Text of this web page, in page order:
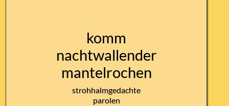
komm
nachtwallender
mantelrochen
strohhalmgedachte
parolen